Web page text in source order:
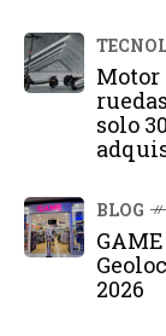
Motor
solo
BLOG
2026